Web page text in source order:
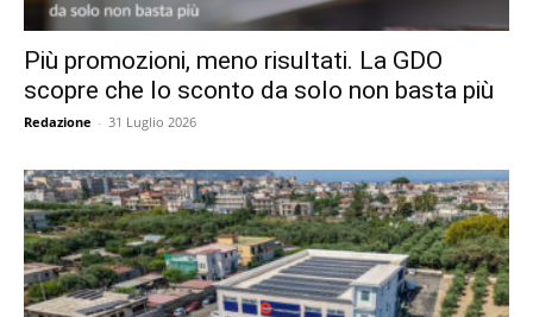
Più promozioni, meno risultati. La GDO
scopre che lo sconto da solo non basta più
Redazione - 31 Luglio 2026